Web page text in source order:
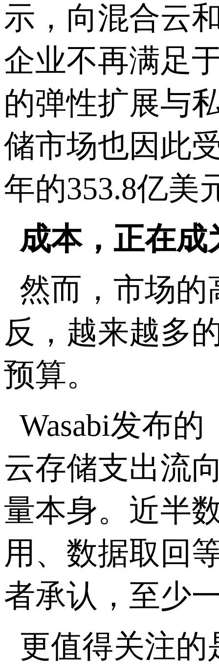
示，向混合云
企业不再满足
的弹性扩展与
储市场也因此
年的353.8亿美
成本，正在
然而，市场的
反，越来越多
预算。
Wasabi发布的
云存储支出流
量本身。近半
用、数据取回
者承认，至少
更值得关注